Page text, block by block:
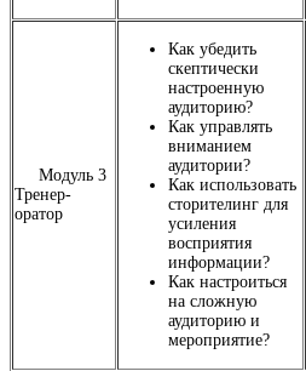
Модуль 3
Тренер-
оратор
Как убедить
скептически
настроенную
аудиторию?
Как управлять
вниманием
аудитории?
Как использовать
сторителинг для
усиления
восприятия
информации?
Как настроиться
на сложную
аудиторию и
мероприятие?